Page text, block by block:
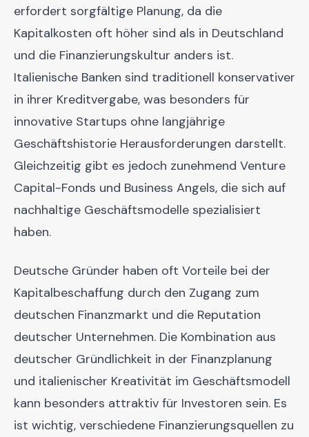
erfordert sorgfältige Planung, da die
Kapitalkosten oft höher sind als in Deutschland
und die Finanzierungskultur anders ist.
Italienische Banken sind traditionell konservativer
in ihrer Kreditvergabe, was besonders für
innovative Startups ohne langjährige
Geschäftshistorie Herausforderungen darstellt.
Gleichzeitig gibt es jedoch zunehmend Venture
Capital-Fonds und Business Angels, die sich auf
nachhaltige Geschäftsmodelle spezialisiert
haben.
Deutsche Gründer haben oft Vorteile bei der
Kapitalbeschaffung durch den Zugang zum
deutschen Finanzmarkt und die Reputation
deutscher Unternehmen. Die Kombination aus
deutscher Gründlichkeit in der Finanzplanung
und italienischer Kreativität im Geschäftsmodell
kann besonders attraktiv für Investoren sein. Es
ist wichtig, verschiedene Finanzierungsquellen zu